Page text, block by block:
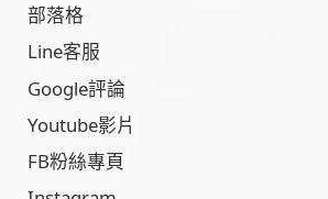
部落格
Line客服
Google評論
Youtube影片
FB粉絲專頁